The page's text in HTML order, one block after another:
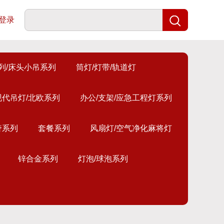
录
/床头小吊系列 筒灯/灯带/轨道灯
代吊灯/北欧系列 办公/支架/应急工程灯系列
列 套餐系列 风扇灯/空气净化麻将灯
锌合金系列 灯泡/球泡系列